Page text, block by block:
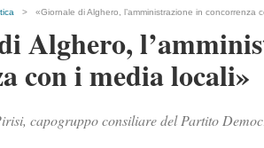
> «Giornale di Alghero, l’amministrazione in concorrenza
Alghero,
con i media locali»
capogruppo consiliare del Partito